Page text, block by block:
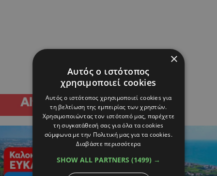
×
Αυτός ο ιστότοπος
χρησιμοποιεί cookies
Αυτός ο ιστότοπος χρησιμοποιεί cookies για
τη βελτίωση της εμπειρίας των χρηστών.
Χρησιμοποιώντας τον ιστότοπό μας, παρέχετε
τη συγκατάθεσή σας για όλα τα cookies
σύμφωνα με την Πολιτική μας για τα cookies.
Διαβάστε περισσότερα
SHOW ALL PARTNERS (1499) →